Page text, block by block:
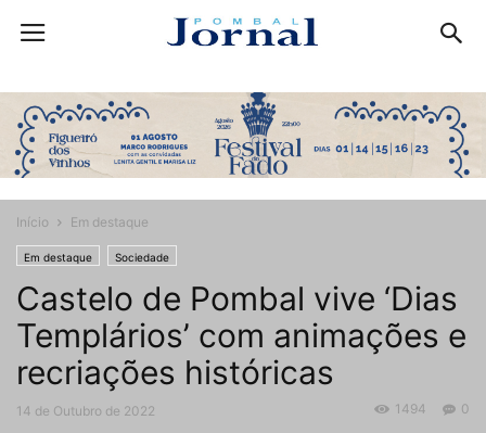
Início Em destaque
Em destaque Sociedade
Castelo de Pombal vive ‘Dias
Templários’ com animações e
recriações históricas
14 de Outubro de 2022 0
1494